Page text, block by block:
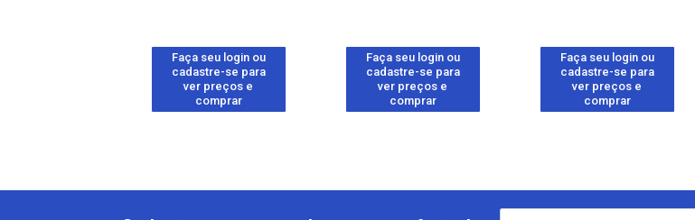
Faça seu login ou
cadastre-se para
ver preços e
comprar
Faça seu login ou
cadastre-se para
ver preços e
comprar
Faça seu login ou
cadastre-se para
ver preços e
comprar